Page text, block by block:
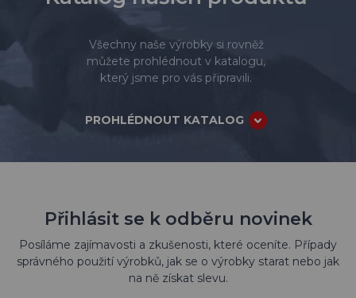
Všechny naše výrobky si rovněž
můžete prohlédnout v katalogu,
který jsme pro vás připravili.
PROHLÉDNOUT KATALOG
Přihlásit se k odběru novinek
Posíláme zajímavosti a zkušenosti, které oceníte. Případy
správného použití výrobků, jak se o výrobky starat nebo jak
na ně získat slevu.